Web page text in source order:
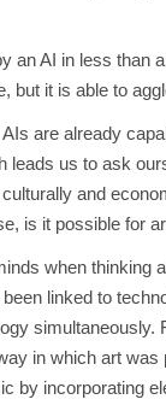
an AI in less than
but it is able to
are already
leads us to ask
and
is it possible for
when thinking
linked to
in which art
by incorporating